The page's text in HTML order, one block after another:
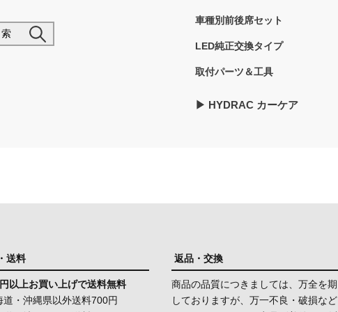
車種別前後席セット
LED純正交換タイプ
取付パーツ＆工具
▶︎ HYDRAC カーケア
送料
以上お買い上げで送料無料
道・沖縄県以外送料700円
返品・交換
商品の品質につきましては、万全を期
しておりますが、万一不良・破損など